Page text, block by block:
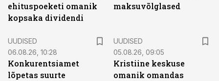
ehituspoeketi omanik
kopsaka dividendi
maksuvõlglased
UUDISED
06.08.26, 10:28
Konkurentsiamet
lõpetas suurte
UUDISED
05.08.26, 09:05
Kristiine keskuse
omanik omandas